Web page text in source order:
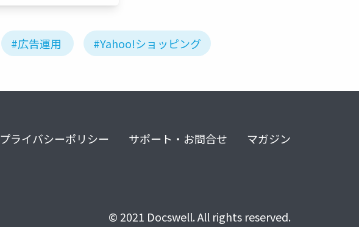
#広告運用 #Yahoo!ショッピング
プライバシーポリシー サポート・お問合せ マガジン
© 2021 Docswell. All rights reserved.